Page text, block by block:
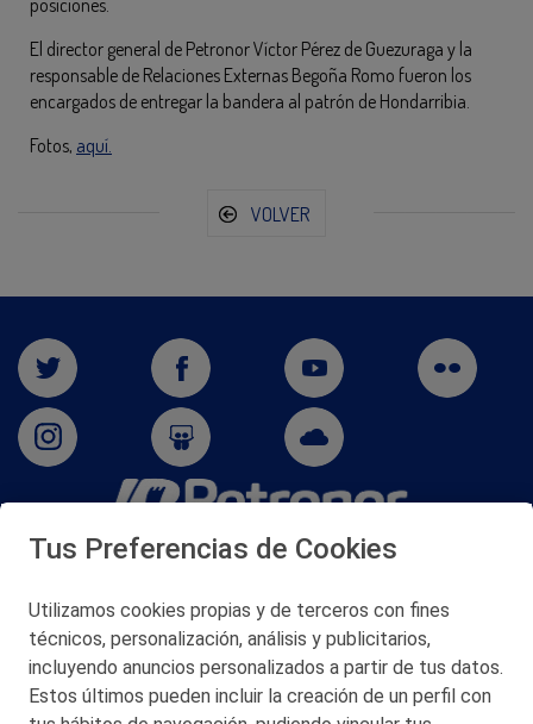
posiciones.
El director general de Petronor Víctor Pérez de Guezuraga y la
responsable de Relaciones Externas Begoña Romo fueron los
encargados de entregar la bandera al patrón de Hondarribia.
Fotos, aquí.
VOLVER
San Martín 5-Edificio Muñatones,
© 2026 Petronor S.A.
Tus Preferencias de Cookies
Utilizamos cookies propias y de terceros con fines
técnicos, personalización, análisis y publicitarios,
incluyendo anuncios personalizados a partir de tus datos.
Estos últimos pueden incluir la creación de un perfil con